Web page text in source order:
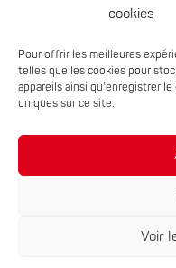
cookies
Pour offrir les meilleures
telles que les cookies pour
appareils ainsi qu'enregistrer
uniques sur ce site.
Voir
la préservation des
PEPITES, la
Auvergne-Rhône-